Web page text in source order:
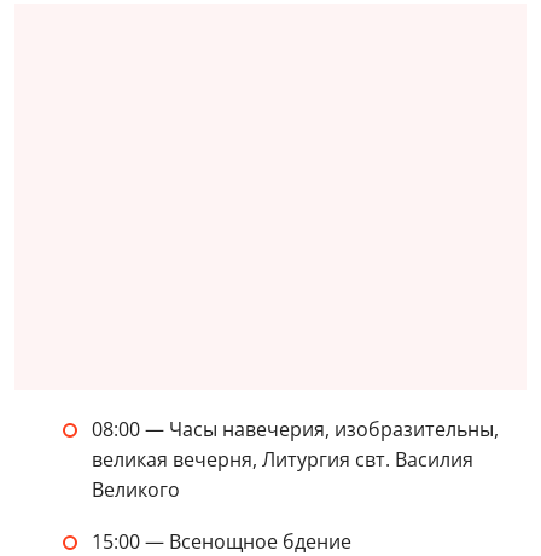
08:00 — Часы навечерия, изобразительны,
великая вечерня, Литургия свт. Василия
Великого
15:00 — Всенощное бдение